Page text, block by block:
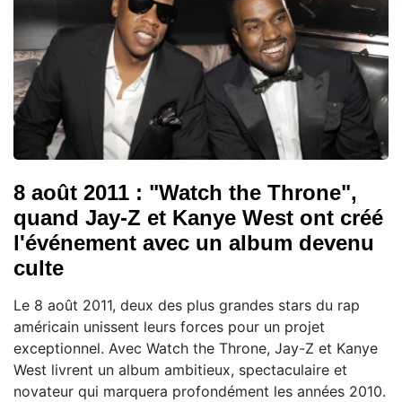
8 août 2011 : "Watch the Throne",
quand Jay-Z et Kanye West ont créé
l'événement avec un album devenu
culte
Le 8 août 2011, deux des plus grandes stars du rap
américain unissent leurs forces pour un projet
exceptionnel. Avec Watch the Throne, Jay-Z et Kanye
West livrent un album ambitieux, spectaculaire et
novateur qui marquera profondément les années 2010.